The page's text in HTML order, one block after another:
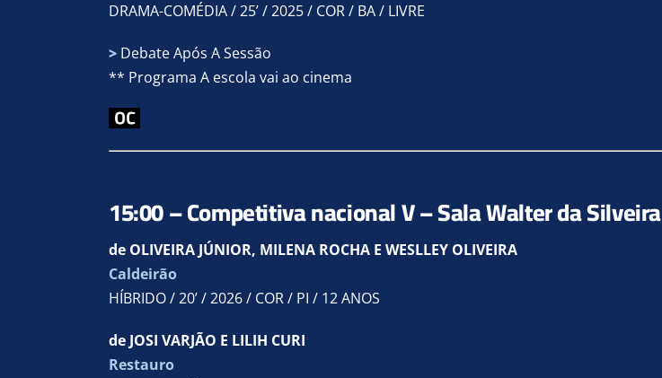
DRAMA-COMÉDIA / 25’ / 2025 / COR / BA / LIVRE
>Debate Após A Sessão
** Programa A escola vai ao cinema
15:00 – Competitiva nacional V – Sala Walter da Silveira
de OLIVEIRA JÚNIOR, MILENA ROCHA E WESLLEY OLIVEIRA
Caldeirão
HÍBRIDO / 20’ / 2026 / COR / PI / 12 ANOS
de JOSI VARJÃO E LILIH CURI
Restauro